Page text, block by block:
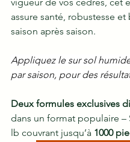
assure santé, robustesse et
saison après saison.
Appliquez le sur sol
par saison, pour des
Deux formules exclusives
dans un format populaire –
lb couvrant jusqu’à 1000